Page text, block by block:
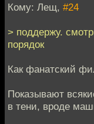
Кому: Лещ, #24
> поддержу.
порядок
Как фанатский
Показывают
в тени, вроде